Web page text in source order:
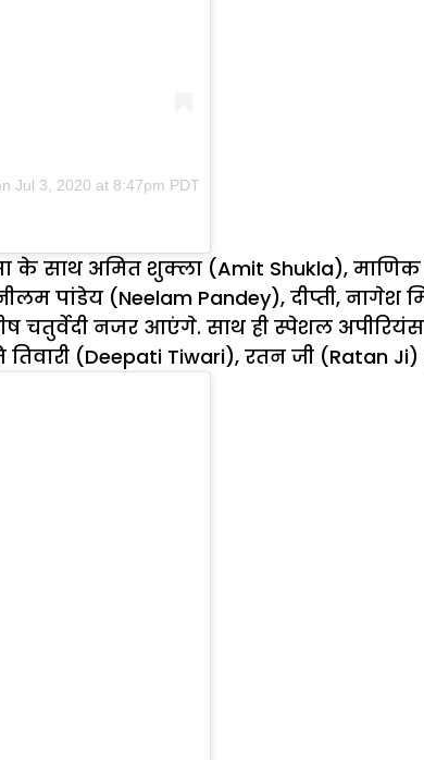
Jul 3, 2020 at 8:47pm PDT
अमित शुक्ला (Amit Shukla), माणिक
पांडेय (Neelam Pandey), दीप्ती, नागेश
चतुर्वेदी नजर आएंगे. साथ ही स्पेशल
तिवारी (Deepati Tiwari), रतन जी